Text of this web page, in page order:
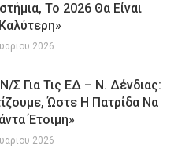
Το 2026 Θα Είναι
2026
σ Για Τις ΕΔ – Ν. Δένδιας:
Ώστε Η Πατρίδα Να
Έτοιμη»
2026